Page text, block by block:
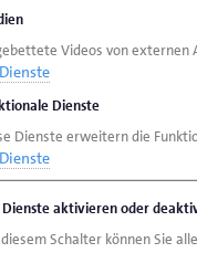
Videos von externen
Dienste
Dienste
Dienste erweitern die
Dienste
Dienste aktivieren oder
Schalter können Sie